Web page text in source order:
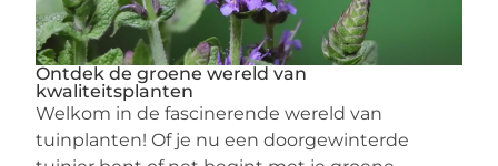
Ontdek de groene wereld van
kwaliteitsplanten
Welkom in de fascinerende wereld van
tuinplanten! Of je nu een doorgewinterde